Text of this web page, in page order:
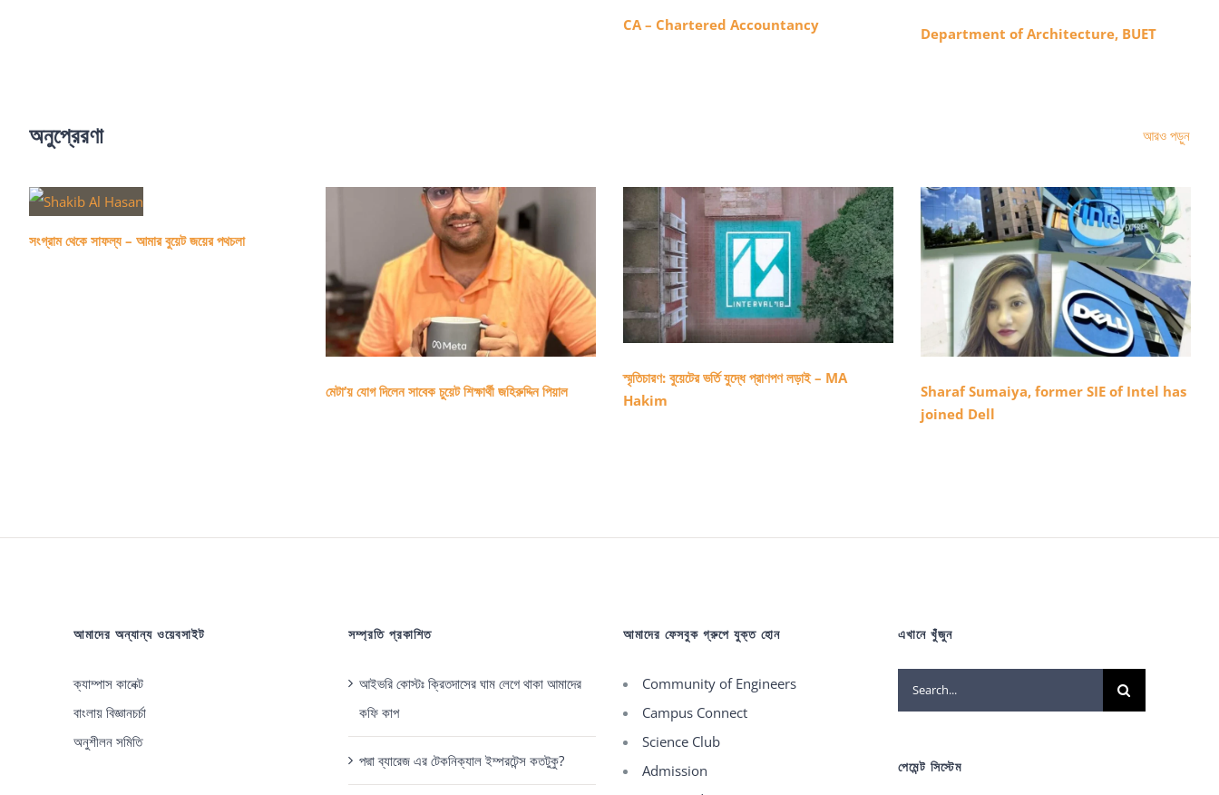
CA – Chartered Accountancy
Department of Architecture, BUET
অনুপ্রেরণা আরও পড়ুন
সংগ্রাম থেকে সাফল্য – আমার বুয়েট জয়ের পথচলা
মেটা’য় যোগ দিলেন সাবেক চুয়েট শিক্ষার্থী জহিরুদ্দিন পিয়াল
স্মৃতিচারণ: বুয়েটের ভর্তি যুদ্ধে প্রাণপণ লড়াই – MA
Hakim
Sharaf Sumaiya, former SIE of Intel has
joined Dell
আমাদের অন্যান্য ওয়েবসাইট
ক্যাম্পাস কানেক্ট
বাংলায় বিজ্ঞানচর্চা
অনুশীলন সমিতি
সম্প্রতি প্রকাশিত
আইভরি কোস্টঃ ক্রিতদাসের ঘাম লেগে থাকা আমাদের
কফি কাপ
পদ্মা ব্যারেজ এর টেকনিক্যাল ইম্পরটেন্স কতটুকু?
আমাদের ফেসবুক গ্রুপে যুক্ত হোন
Community of Engineers
Campus Connect
Science Club
Admission
এখানে খুঁজুন
Search
for:
পেমেন্ট সিস্টেম